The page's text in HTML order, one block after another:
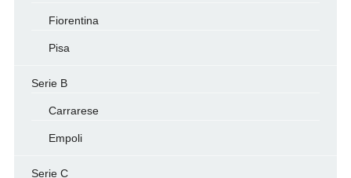
Fiorentina
Pisa
Serie B
Carrarese
Empoli
Serie C